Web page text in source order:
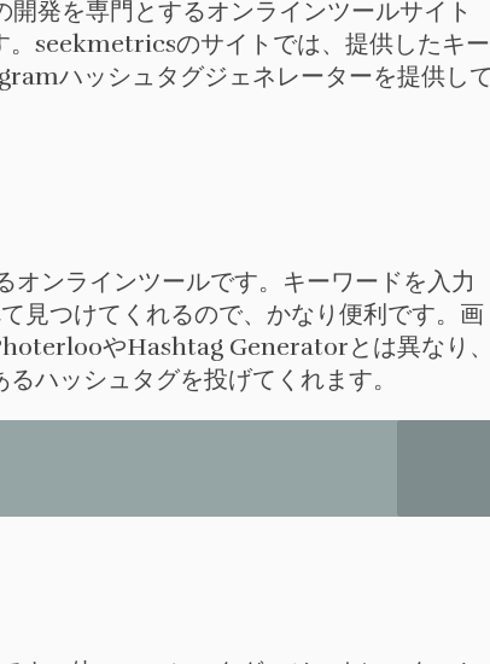
発を専門とするオンラインツールサイト
seekmetricsのサイトでは、提供したキー
ハッシュタグジェネレーターを提供して
ンラインツールです。キーワードを入力
見つけてくれるので、かなり便利です。画
やHashtag Generatorとは異なり、
ハッシュタグを投げてくれます。